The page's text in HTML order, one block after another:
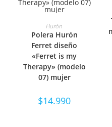
SELECCIONAR
OPCIONES
Hurón
Polera Hurón
Ferret diseño
«Ferret is my
Therapy» (modelo
07) mujer
$14.990